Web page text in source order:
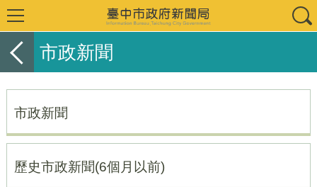
市政新聞
市政新聞
歷史市政新聞(6個月以前)